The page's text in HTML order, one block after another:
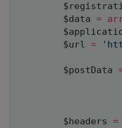
$data =
$url =
$postData
$headers =